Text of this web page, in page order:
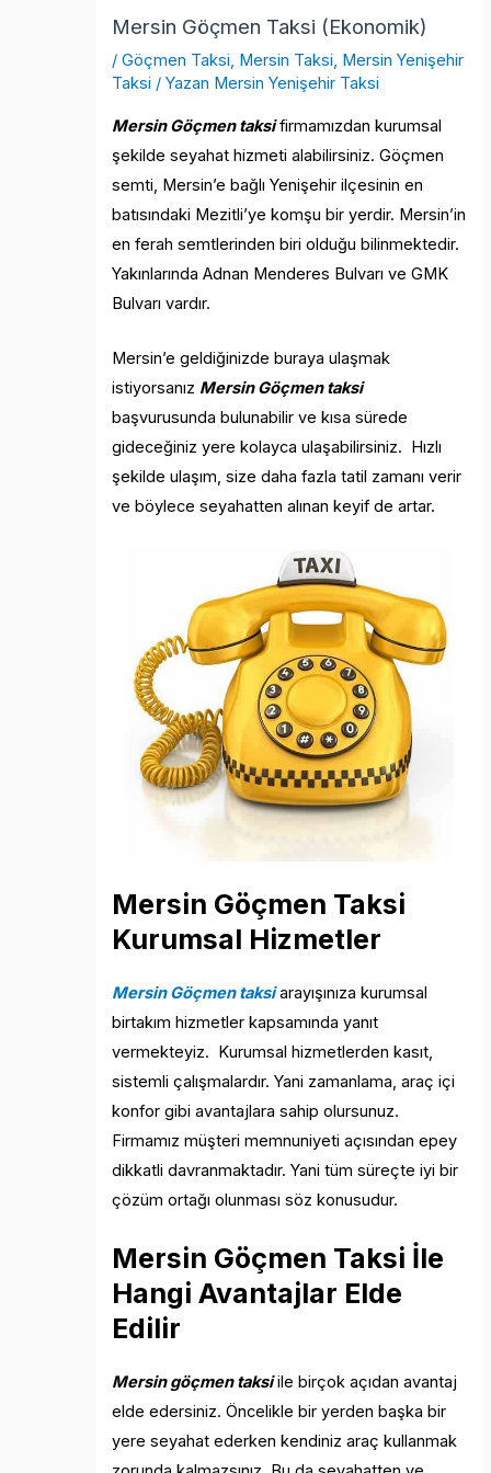
Mersin Göçmen Taksi (Ekonomik)
/Göçmen Taksi, Mersin Taksi, Mersin Yenişehir
Taksi / Yazan Mersin Yenişehir Taksi
Mersin Göçmen taksifirmamızdan kurumsal
şekilde seyahat hizmeti alabilirsiniz. Göçmen
semti, Mersin’e bağlı Yenişehir ilçesinin en
batısındaki Mezitli’ye komşu bir yerdir. Mersin’in
en ferah semtlerinden biri olduğu bilinmektedir.
Yakınlarında Adnan Menderes Bulvarı ve GMK
Bulvarı vardır.
Mersin’e geldiğinizde buraya ulaşmak
istiyorsanız Mersin Göçmen taksi
başvurusunda bulunabilir ve kısa sürede
gideceğiniz yere kolayca ulaşabilirsiniz. Hızlı
şekilde ulaşım, size daha fazla tatil zamanı verir
ve böylece seyahatten alınan keyif de artar.
Mersin Göçmen Taksi
Kurumsal Hizmetler
Mersin Göçmen taksiarayışınıza kurumsal
birtakım hizmetler kapsamında yanıt
vermekteyiz. Kurumsal hizmetlerden kasıt,
sistemli çalışmalardır. Yani zamanlama, araç içi
konfor gibi avantajlara sahip olursunuz.
Firmamız müşteri memnuniyeti açısından epey
dikkatli davranmaktadır. Yani tüm süreçte iyi bir
çözüm ortağı olunması söz konusudur.
Mersin Göçmen Taksi İle
Hangi Avantajlar Elde
Edilir
Mersin göçmen taksiile birçok açıdan avantaj
elde edersiniz. Öncelikle bir yerden başka bir
yere seyahat ederken kendiniz araç kullanmak